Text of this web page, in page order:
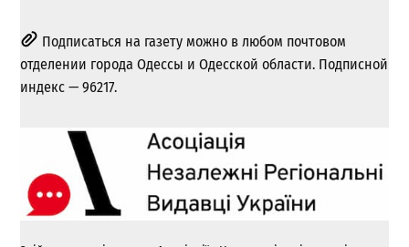
Подписаться на газету можно в любом почтовом
отделении города Одессы и Одесской области. Подписной
индекс — 96217.